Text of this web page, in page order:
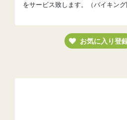
をサービス致します。（バイキン
お気に入り登